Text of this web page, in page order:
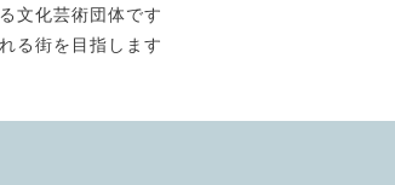
文化芸術団体です
る街を目指します